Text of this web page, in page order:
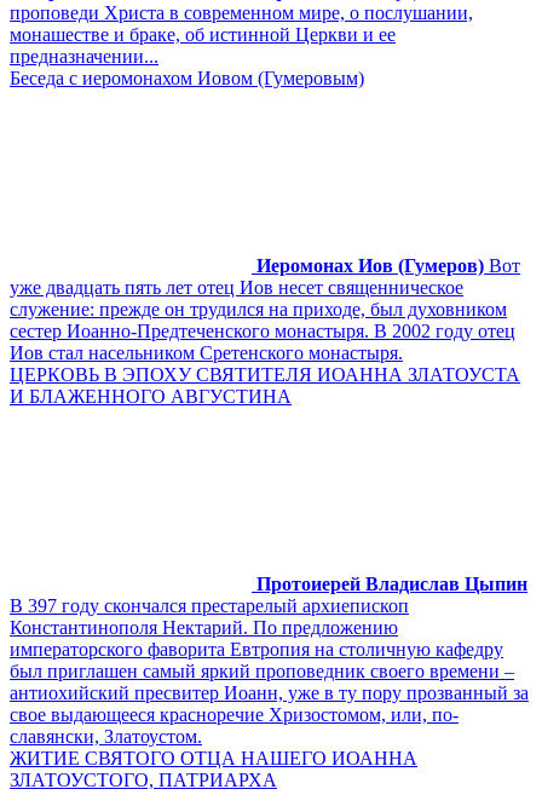
проповеди Христа в современном мире, о послушании,
монашестве и браке, об истинной Церкви и ее
предназначении...
Беседа с иеромонахом Иовом (Гумеровым)
Иеромонах Иов (Гумеров) Вот
уже двадцать пять лет отец Иов несет священническое
служение: прежде он трудился на приходе, был духовником
сестер Иоанно-Предтеченского монастыря. В 2002 году отец
Иов стал насельником Сретенского монастыря.
ЦЕРКОВЬ В ЭПОХУ СВЯТИТЕЛЯ ИОАННА ЗЛАТОУСТА
И БЛАЖЕННОГО АВГУСТИНА
Протоиерей Владислав Цыпин
В 397 году скончался престарелый архиепископ
Константинополя Нектарий. По предложению
императорского фаворита Евтропия на столичную кафедру
был приглашен самый яркий проповедник своего времени –
антиохийский пресвитер Иоанн, уже в ту пору прозванный за
свое выдающееся красноречие Хризостомом, или, по-
славянски, Златоустом.
ЖИТИЕ СВЯТОГО ОТЦА НАШЕГО ИОАННА
ЗЛАТОУСТОГО, ПАТРИАРХА